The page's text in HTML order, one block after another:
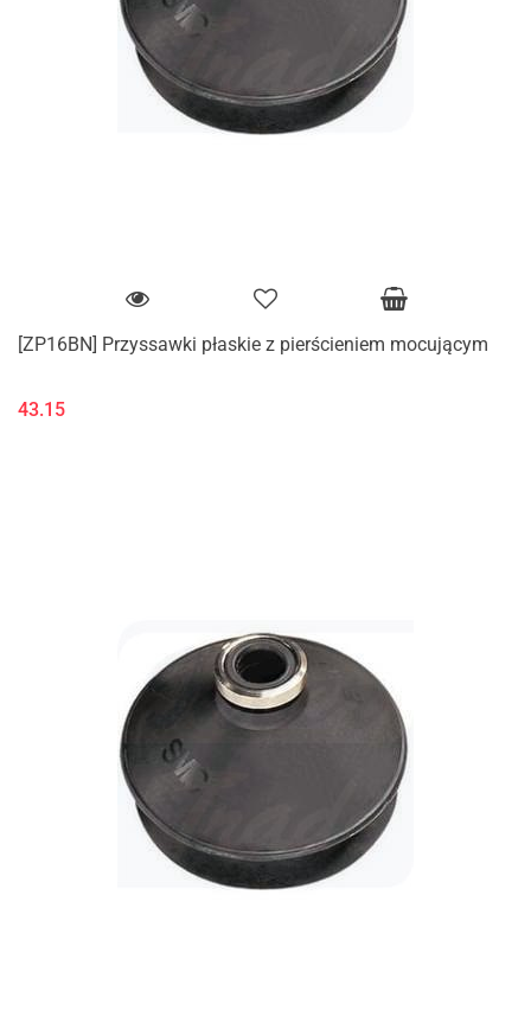
[ZP16BN] Przyssawki płaskie z pierścieniem mocującym
43.15